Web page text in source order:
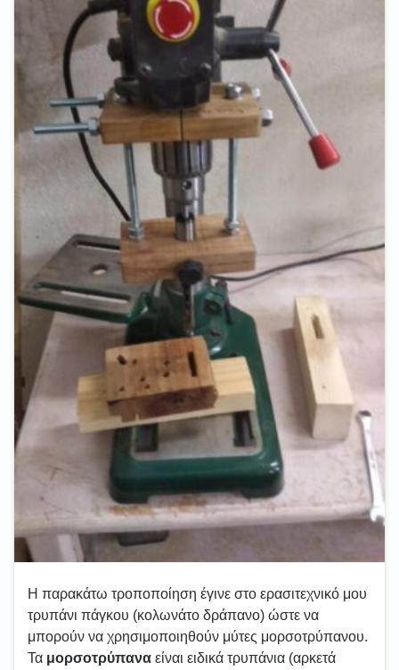
Η παρακάτω τροποποίηση έγινε στο ερασιτεχνικό μου
τρυπάνι πάγκου (κολωνάτο δράπανο) ώστε να
μπορούν να χρησιμοποιηθούν μύτες μορσοτρύπανου.
Τα μορσοτρύπανα είναι ειδικά τρυπάνια (αρκετά